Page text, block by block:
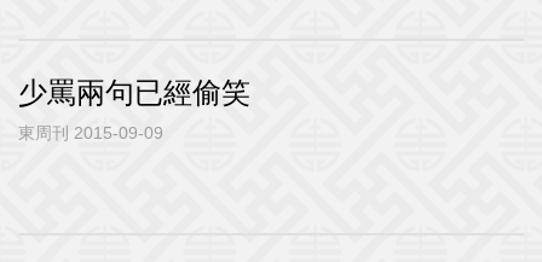
少罵兩句已經偷笑
東周刊 2015-09-09